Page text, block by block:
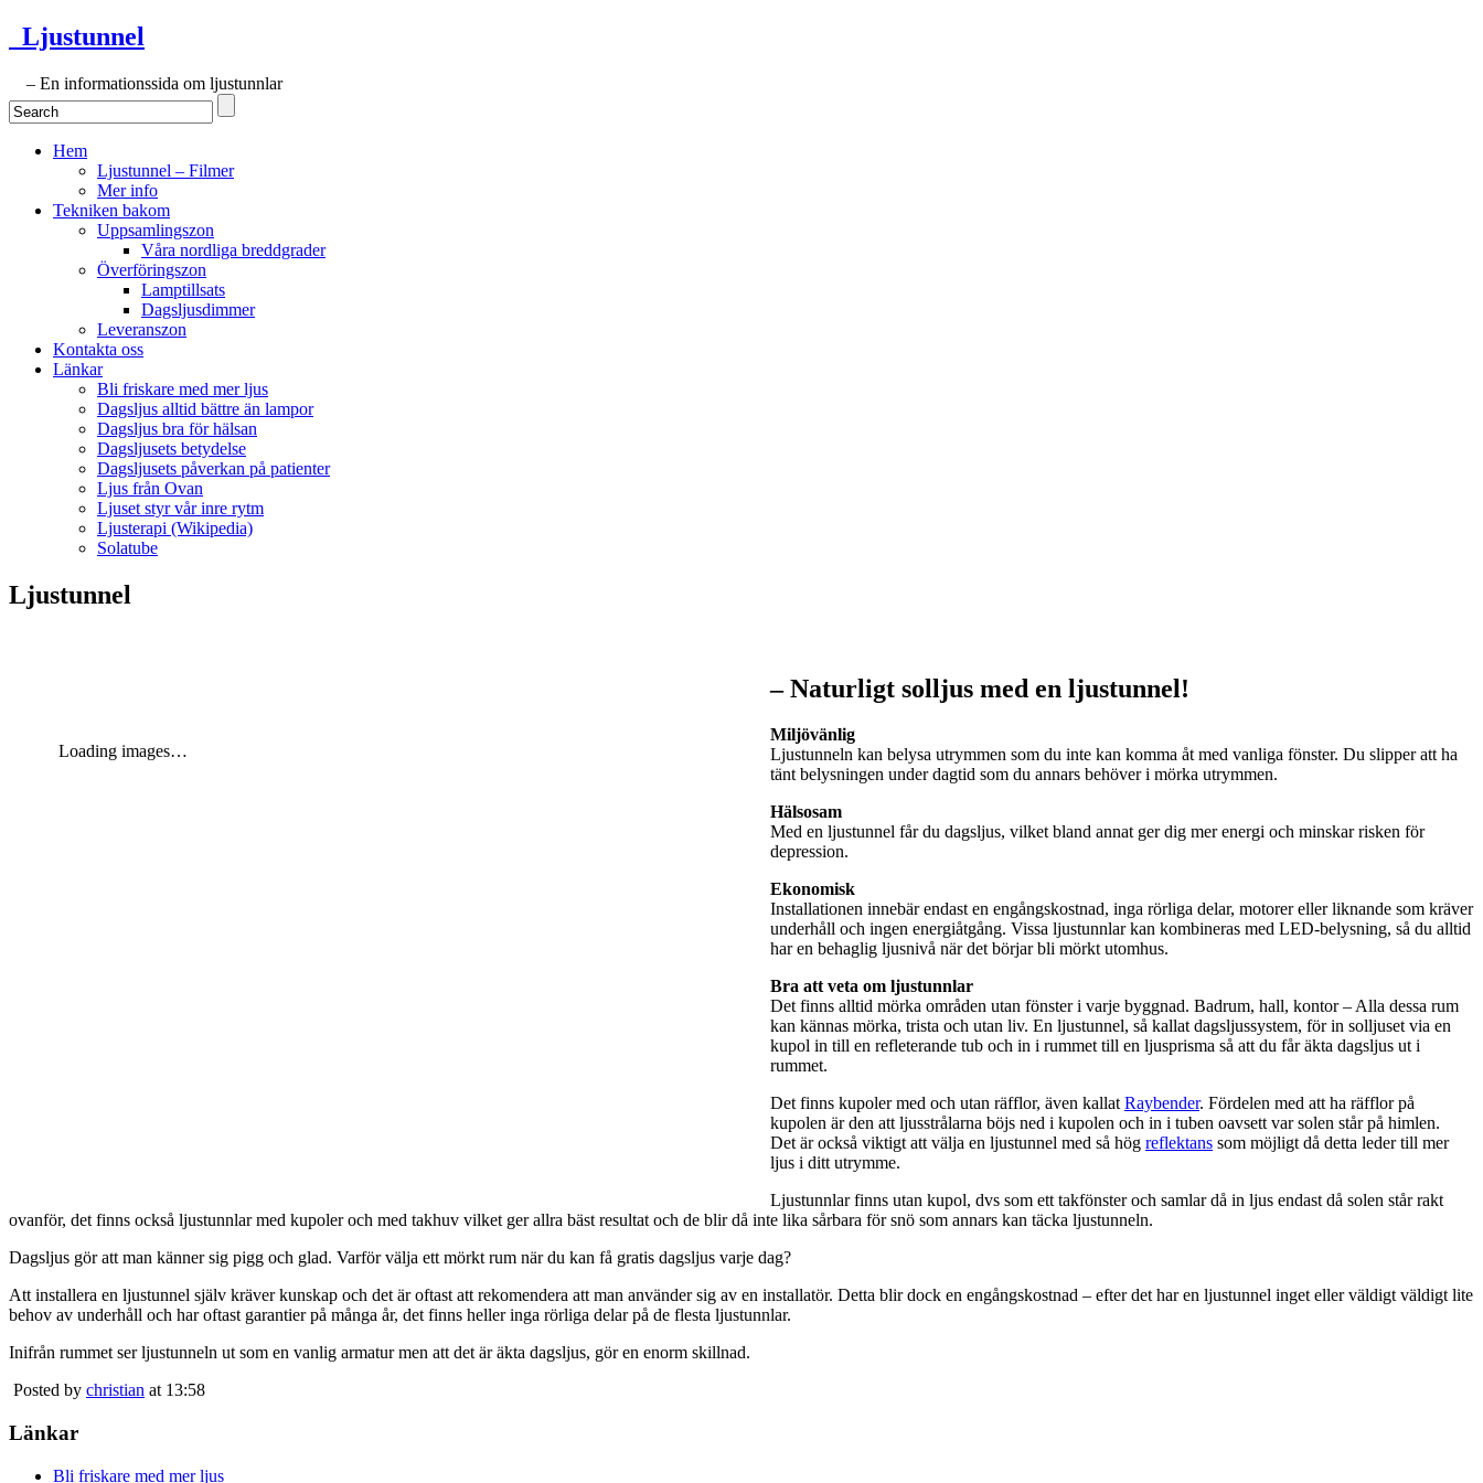
Ljustunnel
– En informationssida om ljustunnlar
Hem
Ljustunnel – Filmer
Mer info
Tekniken bakom
Uppsamlingszon
Våra nordliga breddgrader
Överföringszon
Lamptillsats
Dagsljusdimmer
Leveranszon
Kontakta oss
Länkar
Bli friskare med mer ljus
Dagsljus alltid bättre än lampor
Dagsljus bra för hälsan
Dagsljusets betydelse
Dagsljusets påverkan på patienter
Ljus från Ovan
Ljuset styr vår inre rytm
Ljusterapi (Wikipedia)
Solatube
Ljustunnel
Loading images…
– Naturligt solljus med en ljustunnel!
Miljövänlig
Ljustunneln kan belysa utrymmen som du inte kan komma åt med vanliga fönster. Du slipper att ha
tänt belysningen under dagtid som du annars behöver i mörka utrymmen.
Hälsosam
Med en ljustunnel får du dagsljus, vilket bland annat ger dig mer energi och minskar risken för
depression.
Ekonomisk
Installationen innebär endast en engångskostnad, inga rörliga delar, motorer eller liknande som kräver
underhåll och ingen energiåtgång. Vissa ljustunnlar kan kombineras med LED-belysning, så du alltid
har en behaglig ljusnivå när det börjar bli mörkt utomhus.
Bra att veta om ljustunnlar
Det finns alltid mörka områden utan fönster i varje byggnad. Badrum, hall, kontor – Alla dessa rum
kan kännas mörka, trista och utan liv. En ljustunnel, så kallat dagsljussystem, för in solljuset via en
kupol in till en refleterande tub och in i rummet till en ljusprisma så att du får äkta dagsljus ut i
rummet.
Det finns kupoler med och utan räfflor, även kallatRaybender. Fördelen med att ha räfflor på
kupolen är den att ljusstrålarna böjs ned i kupolen och in i tuben oavsett var solen står på himlen.
Det är också viktigt att välja en ljustunnel med så hög reflektans som möjligt då detta leder till mer
ljus i ditt utrymme.
Ljustunnlar finns utan kupol, dvs som ett takfönster och samlar då in ljus endast då solen står rakt
ovanför, det finns också ljustunnlar med kupoler och med takhuv vilket ger allra bäst resultat och de blir då inte lika sårbara för snö som annars kan täcka ljustunneln.
Dagsljus gör att man känner sig pigg och glad. Varför välja ett mörkt rum när du kan få gratis dagsljus varje dag?
Att installera en ljustunnel själv kräver kunskap och det är oftast att rekomendera att man använder sig av en installatör. Detta blir dock en engångskostnad – efter det har en ljustunnel inget eller väldigt väldigt lite
behov av underhåll och har oftast garantier på många år, det finns heller inga rörliga delar på de flesta ljustunnlar.
Inifrån rummet ser ljustunneln ut som en vanlig armatur men att det är äkta dagsljus, gör en enorm skillnad.
Posted by christian at 13:58
Länkar
Bli friskare med mer ljus